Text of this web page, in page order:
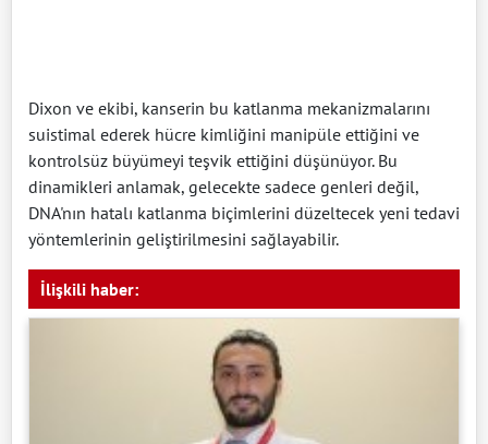
Dixon ve ekibi, kanserin bu katlanma mekanizmalarını
suistimal ederek hücre kimliğini manipüle ettiğini ve
kontrolsüz büyümeyi teşvik ettiğini düşünüyor. Bu
dinamikleri anlamak, gelecekte sadece genleri değil,
DNA'nın hatalı katlanma biçimlerini düzeltecek yeni tedavi
yöntemlerinin geliştirilmesini sağlayabilir.
İlişkili haber: